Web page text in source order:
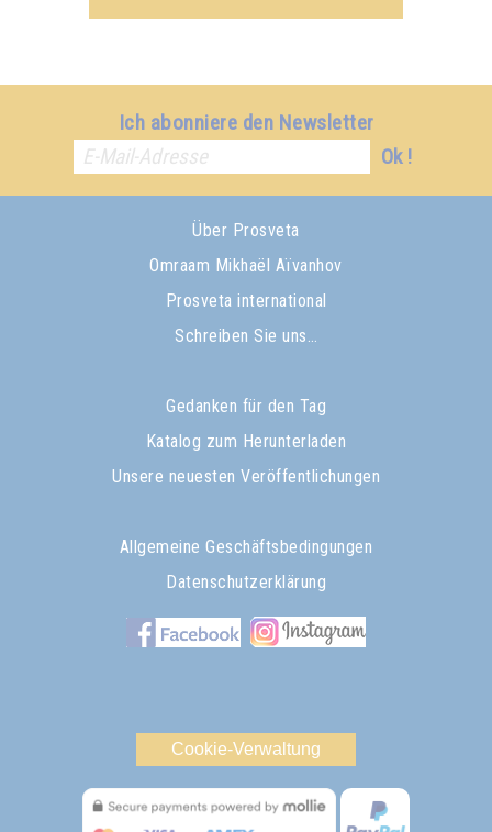
Ich abonniere den Newsletter
Ok !
Über Prosveta
Omraam Mikhaël Aïvanhov
Prosveta international
Schreiben Sie uns…
Gedanken für den Tag
Katalog zum Herunterladen
Unsere neuesten Veröffentlichungen
Allgemeine Geschäftsbedingungen
Datenschutzerklärung
Cookie-Verwaltung